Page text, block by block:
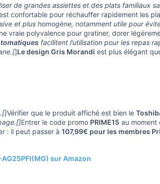
de grandes assiettes et des plats familiaux
confortable pour réchauffer rapidement les
et plus homogène, notamment utile pour
vraie polyvalence pour gratiner, dorer
facilitent l’utilisation pour les repas
]Le design Gris Morandi est plus élégant
]Vérifier que le produit affiché est bien le
]Entrer le code promo PRIME15 au moment
: il peut passer à 107,99€ pour les membres
sur Amazon